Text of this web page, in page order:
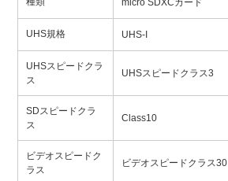
micro SDXCカード
UHS規格 UHS-I
UHSスピードクラ
ス
UHSスピードクラス3
SDスピードクラ
ス
Class10
ビデオスピードク
ラス
ビデオスピードクラス30